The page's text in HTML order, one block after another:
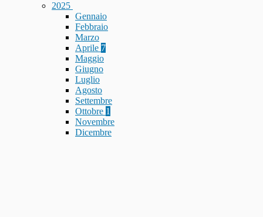
2025
Gennaio
Febbraio
Marzo
Aprile 7
Maggio
Giugno
Luglio
Agosto
Settembre
Ottobre 1
Novembre
Dicembre